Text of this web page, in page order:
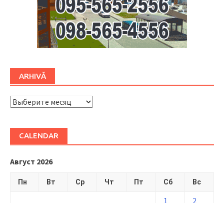
ARHIVĂ
ARHIVĂ
CALENDAR
Август 2026
Пн Вт Ср Чт Пт Сб Вс
1
2